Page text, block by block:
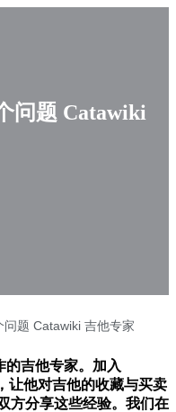
问题 Catawiki
问题 Catawiki 吉他专家
的吉他专家。加入
让他对吉他的收藏与买卖
方分享这些经验。我们在